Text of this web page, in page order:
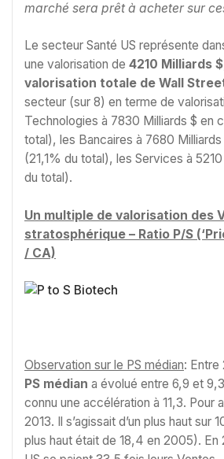
marché sera prêt à acheter sur
Le secteur Santé US représente
une valorisation de 4210 Milliards
valorisation totale de Wall
secteur (sur 8) en terme de
Technologies à 7830 Milliards $ en
total), les Bancaires à 7680
(21,1% du total), les Services à
du total).
Un multiple de valorisation des
stratosphérique – Ratio P/S
/ CA)
Observation sur le PS médian: Entre
PS médian a évolué entre 6,9 et
connu une accélération à 11,3. Pour
2013. Il s’agissait d’un plus haut sur
plus haut était de 18,4 en 2005). En